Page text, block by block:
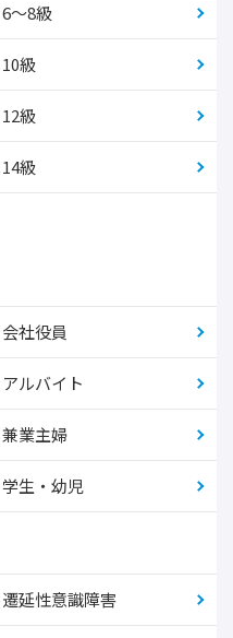
6～8級
10級
12級
14級
会社役員
アルバイト
兼業主婦
学生・幼児
遷延性意識障害